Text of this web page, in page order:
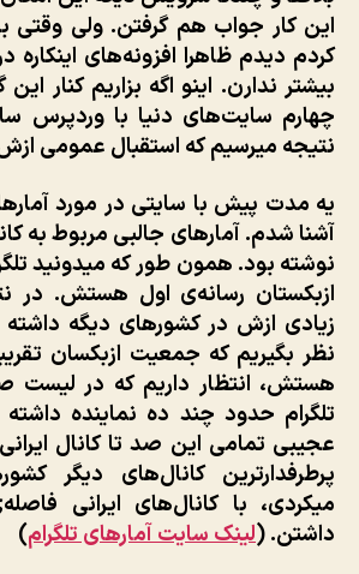
این کار جواب هم گرفتن. ولی وقتی
کردم دیدم ظاهرا افزونه‌های اینکاره
بیشتر ندارن. اینو اگه بزاریم کنار
چهارم سایت‌های دنیا با وردپرس
نتیجه میرسیم که استقبال عمومی
یه مدت پیش با سایتی در مورد
آشنا شدم. آمارهای جالبی مربوط به
نوشته بود. همون طور که میدونید
ازبکستان رسانه‌ی اول هستش. در
زیادی ازش در کشورهای دیگه داشته
نظر بگیریم که جمعیت ازبکسان
هستش، انتظار داریم که در لیست
تلگرام حدود چند ده نماینده
عجیبی تمامی این صد تا کانال
پرطرفدارترین کانال‌های دیگر
میکردی، با کانال‌های ایرانی
داشتن. (لینک سایت آمارهای تلگرام)